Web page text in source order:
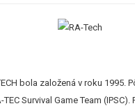
bola založená v roku 1995.
Survival Game Team